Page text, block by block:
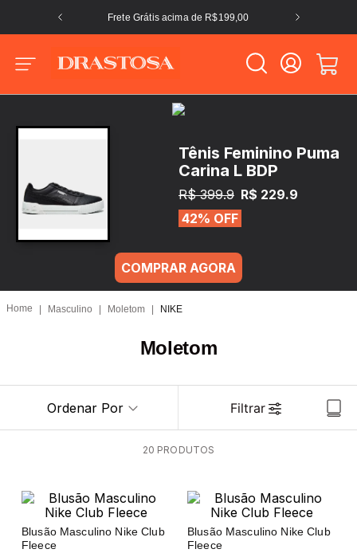
Frete Grátis acima de R$199,00
Tênis Feminino Puma
Carina L BDP
R$ 399.9 R$ 229.9
42% OFF
COMPRAR AGORA
Masculino Moletom NIKE
Moletom
Ordenar Por Filtrar
20 PRODUTOS
Blusão Masculino Nike Club
Fleece
Blusão Masculino Nike Club
Fleece